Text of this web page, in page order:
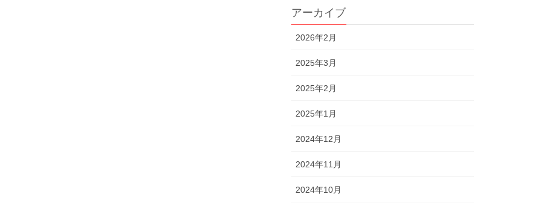
アーカイブ
2026年2月
2025年3月
2025年2月
2025年1月
2024年12月
2024年11月
2024年10月